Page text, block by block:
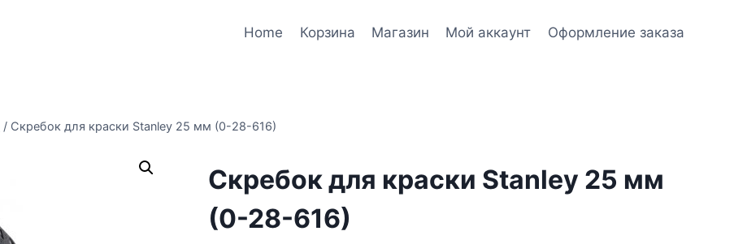
Home Корзина Магазин Мой аккаунт Оформление заказа
/ Скребок для краски Stanley 25 мм (0-28-616)
Скребок для краски Stanley 25 мм
(0-28-616)